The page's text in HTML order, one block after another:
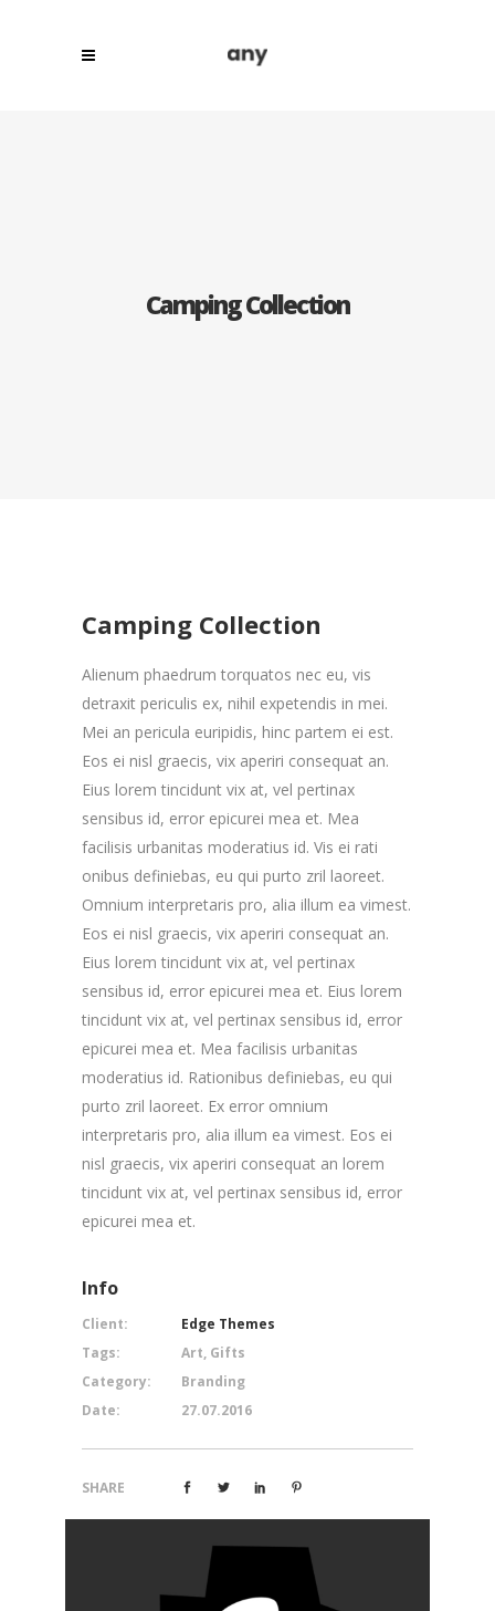
Camping Collection
Camping Collection
Alienum phaedrum torquatos nec eu, vis
detraxit periculis ex, nihil expetendis in mei.
Mei an pericula euripidis, hinc partem ei est.
Eos ei nisl graecis, vix aperiri consequat an.
Eius lorem tincidunt vix at, vel pertinax
sensibus id, error epicurei mea et. Mea
facilisis urbanitas moderatius id. Vis ei rati
onibus definiebas, eu qui purto zril laoreet.
Omnium interpretaris pro, alia illum ea vimest.
Eos ei nisl graecis, vix aperiri consequat an.
Eius lorem tincidunt vix at, vel pertinax
sensibus id, error epicurei mea et. Eius lorem
tincidunt vix at, vel pertinax sensibus id, error
epicurei mea et. Mea facilisis urbanitas
moderatius id. Rationibus definiebas, eu qui
purto zril laoreet. Ex error omnium
interpretaris pro, alia illum ea vimest. Eos ei
nisl graecis, vix aperiri consequat an lorem
tincidunt vix at, vel pertinax sensibus id, error
epicurei mea et.
Info
Client:
Edge Themes
Tags:
Art, Gifts
Category:
Branding
Date:
27.07.2016
SHARE